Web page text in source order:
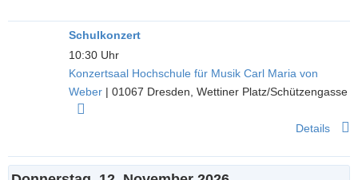
Schulkonzert
10:30 Uhr
Konzertsaal Hochschule für Musik Carl Maria von
Weber |01067 Dresden ,Wettiner Platz/Schützengasse
Details